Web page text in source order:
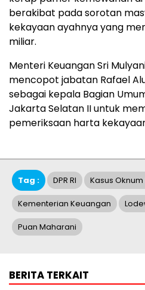
berakibat pada sorotan
kekayaan ayahnya yang
miliar.
Menteri Keuangan Sri
mencopot jabatan Rafael
sebagai kepala Bagian
Jakarta Selatan II untuk
pemeriksaan harta
Tag : DPR RI Kasus
Kementerian Keuangan
Puan Maharani
BERITA TERKAIT